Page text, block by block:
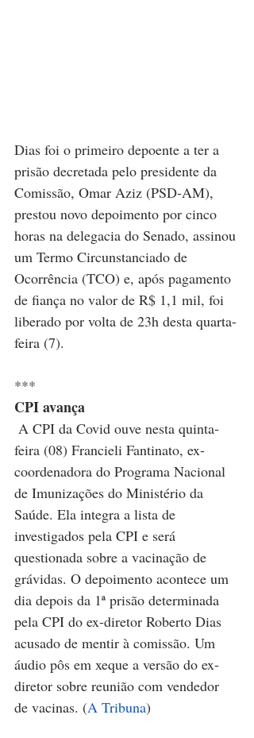
Dias foi o primeiro depoente a ter a
prisão decretada pelo presidente da
Comissão, Omar Aziz (PSD-AM),
prestou novo depoimento por cinco
horas na delegacia do Senado, assinou
um Termo Circunstanciado de
Ocorrência (TCO) e, após pagamento
de fiança no valor de R$ 1,1 mil, foi
liberado por volta de 23h desta quarta-
feira (7).
***
CPI avança
A CPI da Covid ouve nesta quinta-
feira (08) Francieli Fantinato, ex-
coordenadora do Programa Nacional
de Imunizações do Ministério da
Saúde. Ela integra a lista de
investigados pela CPI e será
questionada sobre a vacinação de
grávidas. O depoimento acontece um
dia depois da 1ª prisão determinada
pela CPI do ex-diretor Roberto Dias
acusado de mentir à comissão. Um
áudio pôs em xeque a versão do ex-
diretor sobre reunião com vendedor
de vacinas. (A Tribuna)